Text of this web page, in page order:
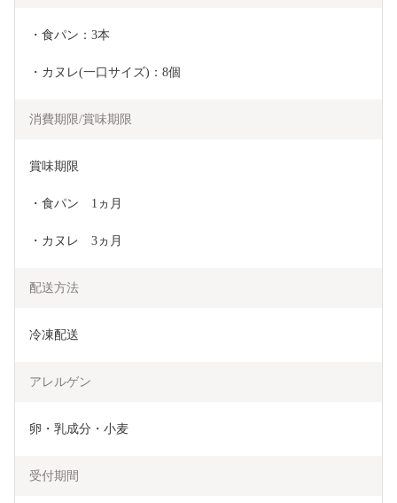
・食パン：3本
・カヌレ(一口サイズ)：8個
消費期限/賞味期限
賞味期限
・食パン　1ヵ月
・カヌレ　3ヵ月
配送方法
冷凍配送
アレルゲン
卵・乳成分・小麦
受付期間